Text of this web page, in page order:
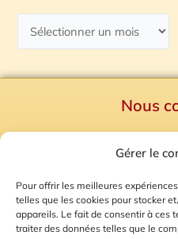
Gérer le
Pour offrir les meilleures
telles que les cookies pour stocker
appareils. Le fait de consentir à ces
traiter des données telles que le
Nous
Mentions Légales
Gestion